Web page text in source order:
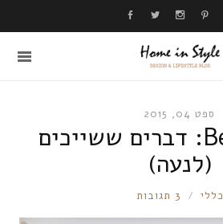
ספט 04, 2015
Be Longing: דברים ששייכים
(לנעה)
RONNIE
כללי 3 תגובות